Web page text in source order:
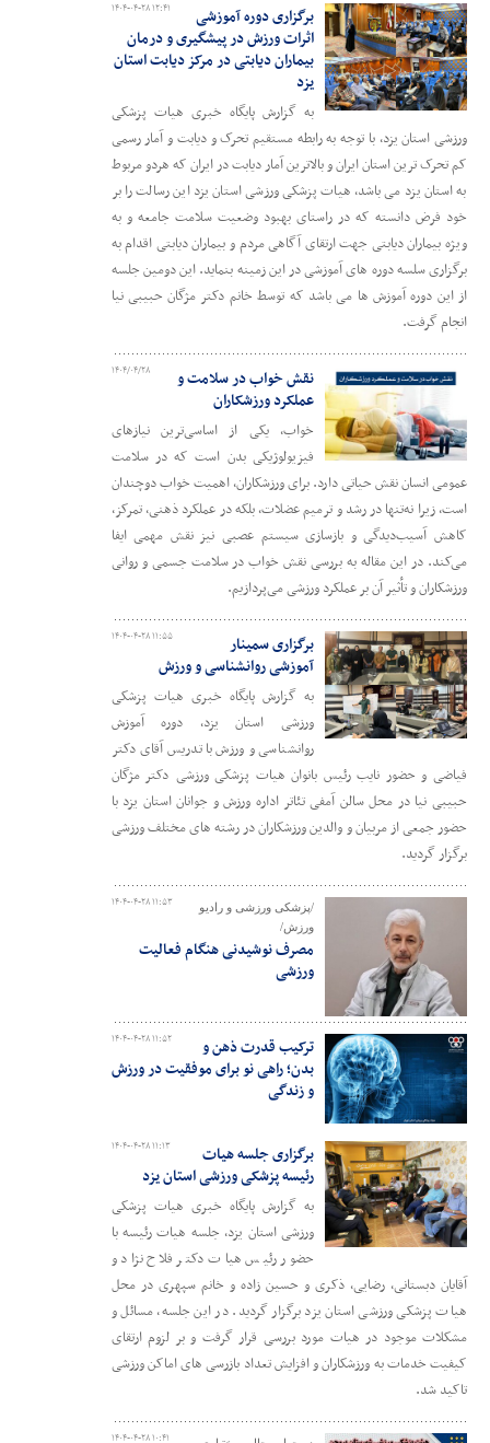
۱۴۰۴-۰۴-۲۸ ۱۲:۴۱
برگزاری دوره آموزشی
اثرات ورزش در پیشگیری و درمان
بیماران دیابتی در مرکز دیابت استان
یزد
به گزارش پایگاه خبری هیات پزشکی
ورزشی استان یزد، با توجه به رابطه مستقیم تحرک و دیابت و آمار رسمی
کم تحرک ترین استان ایران و بالاترین آمار دیابت در ایران که هردو مربوط
به استان یزد می باشد، هیات پزشکی ورزشی استان یزد این رسالت را بر
خود فرض دانسته که در راستای بهبود وضعیت سلامت جامعه و به
ویژه بیماران دیابتی جهت ارتقای آگاهی مردم و بیماران دیابتی اقدام به
برگزاری سلسه دوره های آموزشی در این زمینه بنماید. این دومین جلسه
از این دوره آموزش ها می باشد که توسط خانم دکتر مژگان حبیبی نیا
انجام گرفت.
۱۴۰۴/۰۴/۲۸
نقش خواب در سلامت و
عملکرد ورزشکاران
خواب، یکی از اساسی‌ترین نیازهای
فیزیولوژیکی بدن است که در سلامت
عمومی انسان نقش حیاتی دارد. برای ورزشکاران، اهمیت خواب دوچندان
است، زیرا نه‌تنها در رشد و ترمیم عضلات، بلکه در عملکرد ذهنی، تمرکز،
کاهش آسیب‌دیدگی و بازسازی سیستم عصبی نیز نقش مهمی ایفا
می‌کند. در این مقاله به بررسی نقش خواب در سلامت جسمی و روانی
ورزشکاران و تأثیر آن بر عملکرد ورزشی می‌پردازیم.
۱۴۰۴-۰۴-۲۸ ۱۱:۵۵
برگزاری سمینار
آموزشی روانشناسی و ورزش
به گزارش پایگاه خبری هیات پزشکی
ورزشی استان یزد، دوره آموزش
روانشناسی و ورزش با تدریس آقای دکتر
فیاضی و حضور نایب رئیس بانوان هیات پزشکی ورزشی دکتر مژگان
حبیبی نیا در محل سالن آمفی تئاتر اداره ورزش و جوانان استان یزد با
حضور جمعی از مربیان و والدین ورزشکاران در رشته های مختلف ورزشی
برگزار گردید.
۱۴۰۴-۰۴-۲۸ ۱۱:۵۳
/پزشکی ورزشی و رادیو
ورزش/
مصرف نوشیدنی هنگام فعالیت
ورزشی
۱۴۰۴-۰۴-۲۸ ۱۱:۵۲
ترکیب قدرت ذهن و
بدن؛ راهی نو برای موفقیت در ورزش
و زندگی
۱۴۰۴-۰۴-۲۸ ۱۱:۱۳
برگزاری جلسه هیات
رئیسه پزشکی ورزشی استان یزد
به گزارش پایگاه خبری هیات پزشکی
ورزشی استان یزد، جلسه هیات رئیسه با
حضور رئیس هیات دکتر فلاح نژاد و
آقایان دبستانی، رضایی، ذکری و حسین زاده و خانم سپهری در محل
هیات پزشکی ورزشی استان یزد برگزار گردید. در این جلسه، مسائل و
مشکلات موجود در هیات مورد بررسی قرار گرفت و بر لزوم ارتقای
کیفیت خدمات به ورزشکاران و افزایش تعداد بازرسی های اماکن ورزشی
تاکید شد.
۱۴۰۴-۰۴-۲۸ ۱۰:۴۱